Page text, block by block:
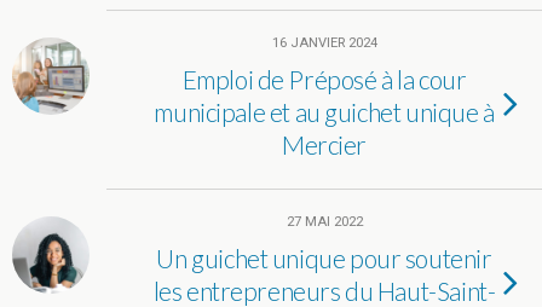
16 JANVIER 2024
Emploi de Préposé à la cour
municipale et au guichet unique à
Mercier
27 MAI 2022
Un guichet unique pour soutenir
les entrepreneurs du Haut-Saint-